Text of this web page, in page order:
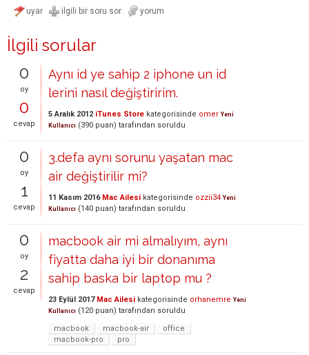
İlgili sorular
0
oy
0
cevap
Aynı id ye sahip 2 iphone un id
lerini nasıl değiştiririm.
5 Aralık 2012 iTunes Store kategorisinde omer Yeni
Kullanıcı (390 puan) tarafından soruldu
0
oy
1
cevap
3.defa aynı sorunu yaşatan mac
air değiştirilir mi?
11 Kasım 2016 Mac Ailesi kategorisinde ozzii34 Yeni
Kullanıcı (140 puan) tarafından soruldu
0
oy
2
cevap
macbook air mi almalıyım, aynı
fiyatta daha iyi bir donanıma
sahip baska bir laptop mu ?
23 Eylül 2017 Mac Ailesi kategorisinde orhanemre Yeni
Kullanıcı (120 puan) tarafından soruldu
macbook
macbook-air
office
macbook-pro
pro